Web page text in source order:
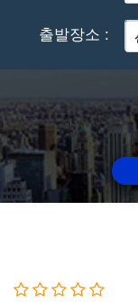
출발장소 :